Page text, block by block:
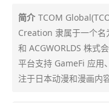
简介 TCOM
Creation 隶属于一个名
和 ACGWORLDS 株式
平台支持 GameFi 应用
注于日本动漫和漫画内